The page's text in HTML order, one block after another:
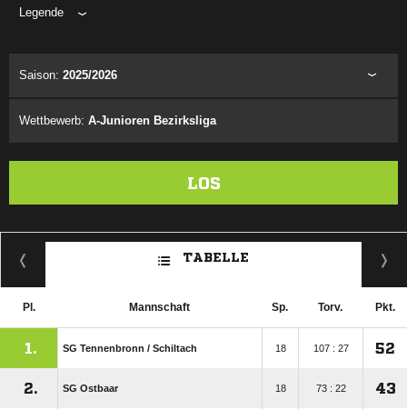
Legende
Saison: 2025/2026
Wettbewerb: A-Junioren Bezirksliga
LOS
TABELLE
Pl. Mannschaft Sp. Torv. Pkt.
1. SG Tennenbronn /​ Schiltach 18 107 : 27 52
2. SG Ostbaar 18 73 : 22 43